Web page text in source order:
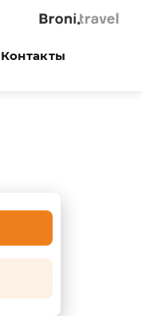
Контакты